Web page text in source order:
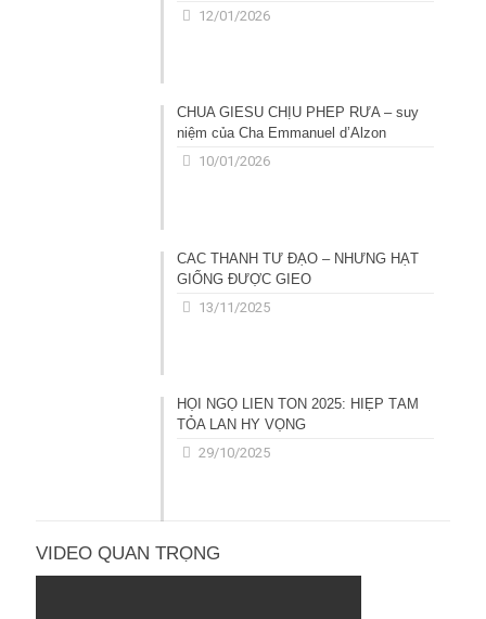
12/01/2026
CHÚA GIÊSU CHỊU PHÉP RỬA – suy
niệm của Cha Emmanuel d’Alzon
10/01/2026
CÁC THÁNH TỬ ĐẠO – NHỮNG HẠT
GIỐNG ĐƯỢC GIEO
13/11/2025
HỘI NGỘ LIÊN TÔN 2025: HIỆP TÂM
TỎA LAN HY VỌNG
29/10/2025
VIDEO QUAN TRỌNG